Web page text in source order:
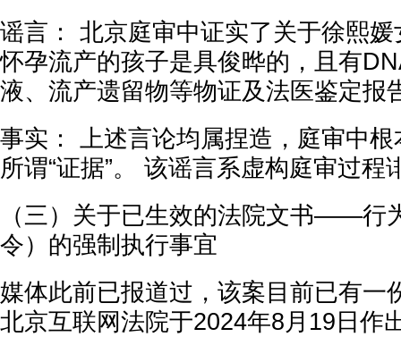
谣言： 北京庭审中证实了关于徐熙
怀孕流产的孩子是具俊晔的，且有
液、流产遗留物等物证及法医鉴定报
事实： 上述言论均属捏造，庭审中
所谓“证据”。 该谣言系虚构庭审过程
（三）关于已生效的法院文书——行
令）的强制执行事宜
媒体此前已报道过，该案目前已有
北京互联网法院于2024年8月19日作